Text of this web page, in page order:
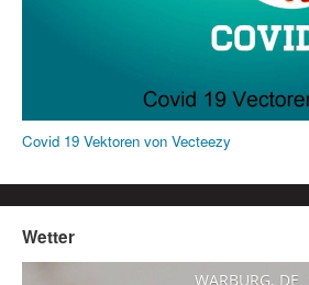
Covid 19 Vektoren von Vecteezy
Wetter
WARBURG, DE